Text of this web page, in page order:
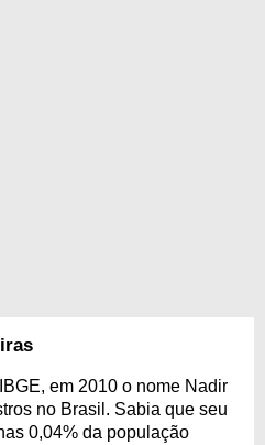
em 2010 o nome Nadir
no Brasil. Sabia que seu
0,04% da população